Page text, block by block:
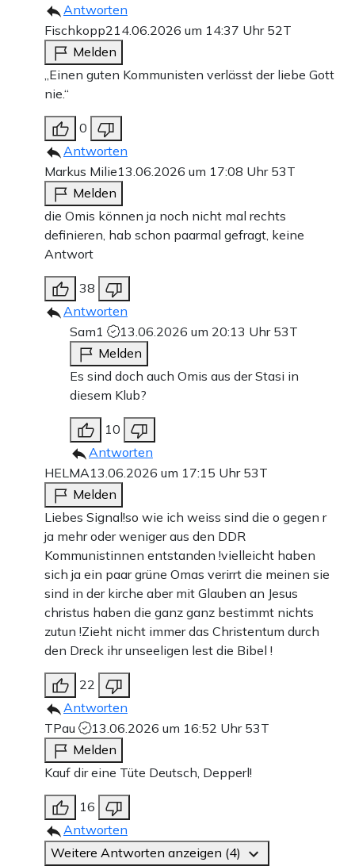
Antworten
Fischkopp2 14.06.2026 um 14:37 Uhr 52T
Melden
„Einen guten Kommunisten verlässt der liebe Gott
nie.“
0
Antworten
Markus Milie13.06.2026 um 17:08 Uhr 53T
Melden
die Omis können ja noch nicht mal rechts
definieren, hab schon paarmal gefragt, keine
Antwort
38
Antworten
Sam1
13.06.2026 um 20:13 Uhr 53T
Melden
Es sind doch auch Omis aus der Stasi in
diesem Klub?
10
Antworten
HELMA13.06.2026 um 17:15 Uhr 53T
Melden
Liebes Signal!so wie ich weiss sind die o gegen r
ja mehr oder weniger aus den DDR
Kommunistinnen entstanden !vielleicht haben
sich ja ein paar grüne Omas verirrt die meinen sie
sind in der kirche aber mit Glauben an Jesus
christus haben die ganz ganz bestimmt nichts
zutun !Zieht nicht immer das Christentum durch
den Dreck ihr unseeligen lest die Bibel !
22
Antworten
TPau
13.06.2026 um 16:52 Uhr 53T
Melden
Kauf dir eine Tüte Deutsch, Depperl!
16
Antworten
Weitere Antworten anzeigen (4)